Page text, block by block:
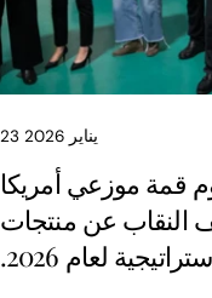
23 يناير 2026
موزعي أمريكا
2026، وتكشف النقاب عن منتجات
لعام 2026.